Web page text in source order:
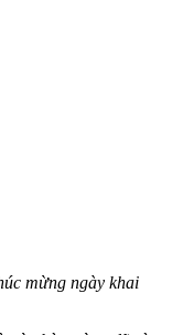
mừng ngày khai